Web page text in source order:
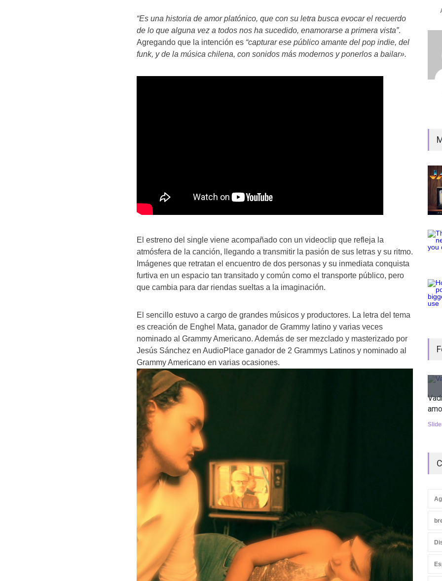
“Es una historia de amor platónico, que con su letra busca evocar el recuerdo
de lo que alguna vez a todos nos ha sucedido, enamorarse a primera vista”.
Agregando que la intención es “capturar ese público amante del pop indie, del
funk, y de la música chilena, con sonidos más modernos y ponerlos a bailar».
El estreno del single viene acompañado con un videoclip que refleja la
atmósfera de la canción, llegando a transmitir la pasión de sus letras y su ritmo.
Imágenes que retratan el encuentro de dos personas y su inmediata conquista
furtiva en un espacio tan transitado y común como el transporte público, pero
que cambia para dar riendas sueltas a la imaginación.
El sencillo estuvo a cargo de grandes músicos y productores. La letra del tema
es creación de Enghel Mata, ganador de Grammy latino y varias veces
nominado al Grammy Americano. Además de ser mezclado y masterizado por
Jesús Sánchez en AudioPlace ganador de 2 Grammys Latinos y nominado al
Grammy Americano en varias ocasiones.